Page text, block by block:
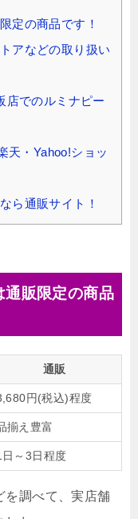
定の商品です！
アなどの取り扱い
店でのルミナピー
天・Yahoo!ショッ
ら通販サイト！
通販限定の商品
通販
円(税込)程度
揃え豊富
日～3日程度
を調べて、実店舗